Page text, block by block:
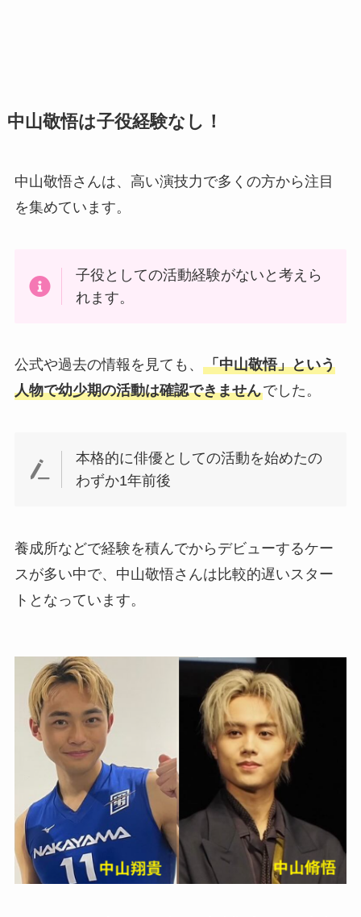
中山敬悟は子役経験なし！
中山敬悟さんは、高い演技力で多くの方から注目
を集めています。
子役としての活動経験がないと考えら
れます。
公式や過去の情報を見ても、 「中山敬悟」という
人物で幼少期の活動は確認できませんでした。
本格的に俳優としての活動を始めたの
わずか1年前後
養成所などで経験を積んでからデビューするケー
スが多い中で、中山敬悟さんは比較的遅いスター
トとなっています。